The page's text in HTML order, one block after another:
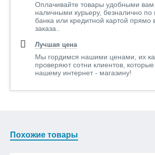
Оплачивайте товары удобными
наличными курьеру, безналично по
банка или кредитной картой прямо
заказа..
Лучшая цена
Мы гордимся нашими ценами, их
проверяют сотни клиентов,
нашему интернет - магазину!
Похожие товары